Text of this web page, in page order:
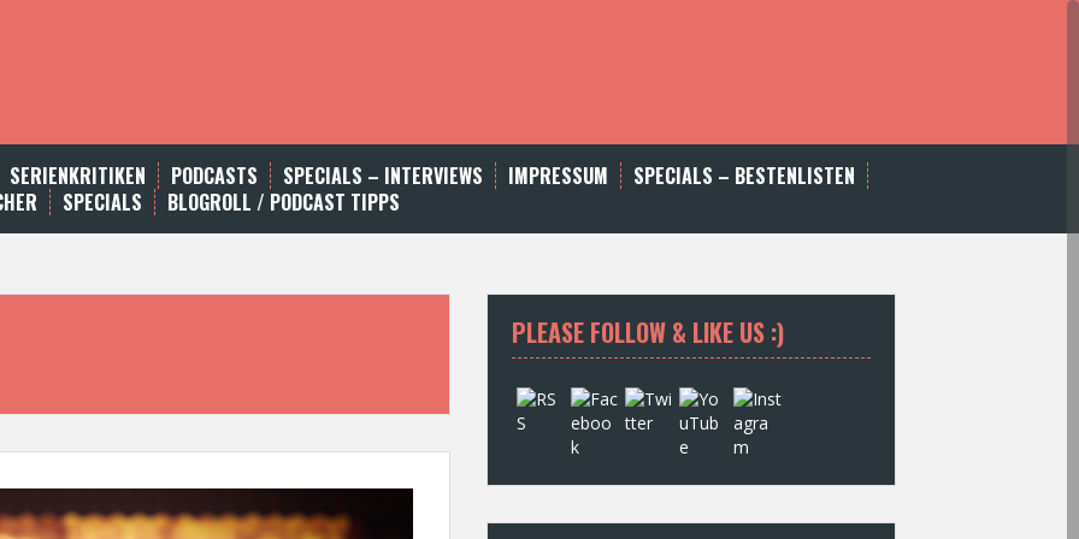
SERIENKRITIKEN PODCASTS SPECIALS – INTERVIEWS IMPRESSUM
SPECIALS – BESTENLISTEN
SPECIALS BLOGROLL / PODCAST TIPPS
PLEASE FOLLOW & LIKE US :)